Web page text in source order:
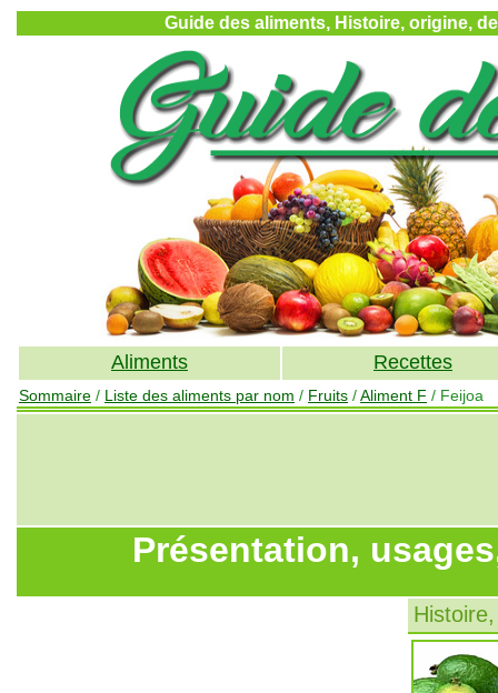
Guide des aliments, Histoire, origine,
Aliments Recettes
Sommaire / Liste des aliments par nom / Fruits /Aliment F / Feijoa
Présentation,